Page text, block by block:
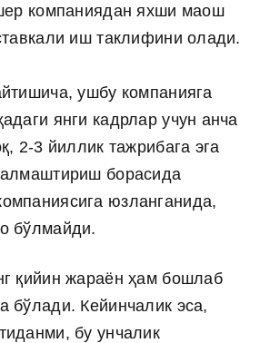
компаниядан яхши маош
иш таклифини олади.
ушбу компанияга
янги кадрлар учун анча
2-3 йиллик тажрибага эга
борасида
юзланганида,
бўлмайди.
қийин жараён ҳам бошлаб
бўлади. Кейинчалик эса,
бу унчалик